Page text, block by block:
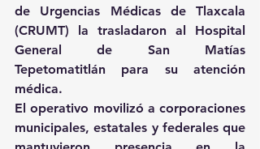
de Urgencias Médicas de Tlaxcala
(CRUMT) la trasladaron al Hospital
General de San Matías
Tepetomatitlán para su atención
médica.
El operativo movilizó a corporaciones
municipales, estatales y federales que